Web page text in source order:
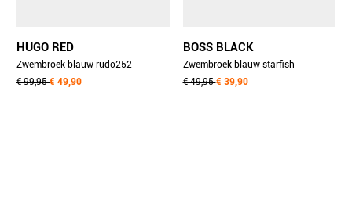
HUGO RED
Zwembroek blauw rudo252
10270255 01 50534630/483
€ 99,95€ 49,90
BOSS BLACK
Zwembroek blauw starfish
10259586 01 50514429/427
€ 49,95€ 39,90